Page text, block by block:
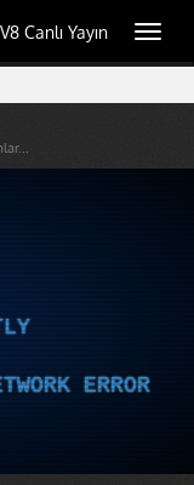
Canlı Yayın
ERROR